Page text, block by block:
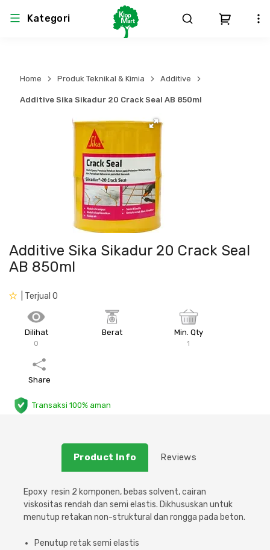
Kategori
Atap & Rangka
Lem
Dinding
Pintu, Jendela & Perlengkapan
Cat dan Pelapis Dinding
Lantai
Sanitari & Aksesorisnya
Atap & Lantai
Cat dan Kimia
Produk Teknikal & Kimia
Produk K3
Perlengkapan
Bekisting
Besi Beton & Wiremesh
Beton
Besi Profil & Plat
Sistem Pengudaraan
Sistem Elektro
Sistem Penanggulangan Kebakaran
Sistem Pemipaan
Peralatan Elektronik
Peralatan Utama
Pompa dan Pipa
Home Produk Teknikal & Kimia Additive
Additive Sika Sikadur 20 Crack Seal AB 850ml
Additive Sika Sikadur 20 Crack Seal
AB 850ml
| Terjual 0
Dilihat
0
Berat Min. Qty
1
Share
Transaksi 100% aman
Product Info Reviews
Epoxy resin 2 komponen, bebas solvent, cairan
viskositas rendah dan semi elastis. Dikhususkan untuk
menutup retakan non-struktural dan rongga pada beton.
Penutup retak semi elastis